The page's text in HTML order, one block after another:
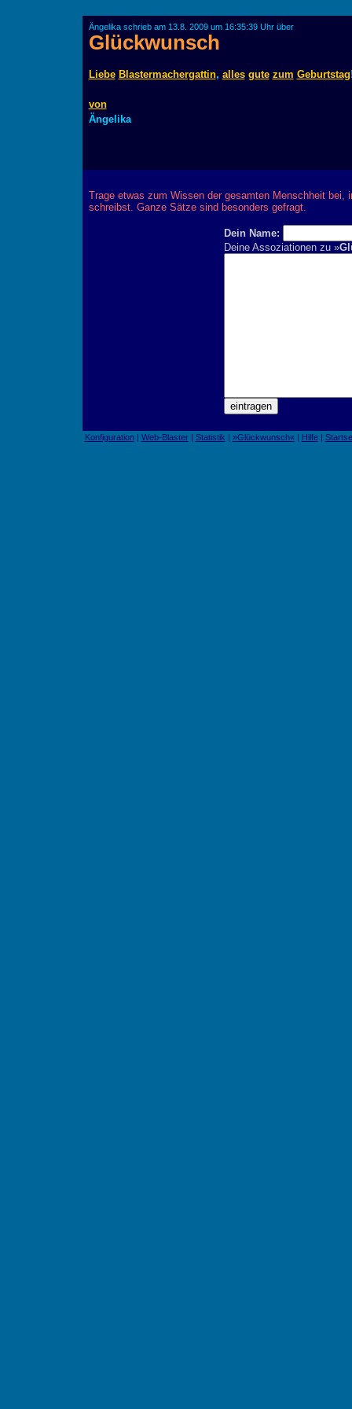
Ängelika schrieb am 13.8. 2009 um 16:35:39 Uhr über
Glückwunsch
Liebe Blastermachergattin, alles gute zum Geburtstag
von
Ängelika
Trage etwas zum Wissen der gesamten Menschheit bei,
schreibst. Ganze Sätze sind besonders gefragt.
Dein Name:
Deine Assoziationen zu »
Konfiguration| Web-Blaster| Statistik | »Glückwunsch«| Hilfe|